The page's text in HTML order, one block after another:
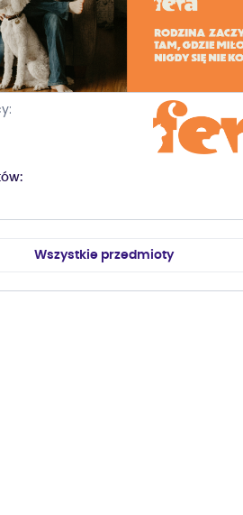
Wszystkie przedmioty